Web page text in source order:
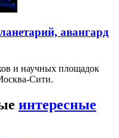
авангард
и научных площадок
Сити.
интересные